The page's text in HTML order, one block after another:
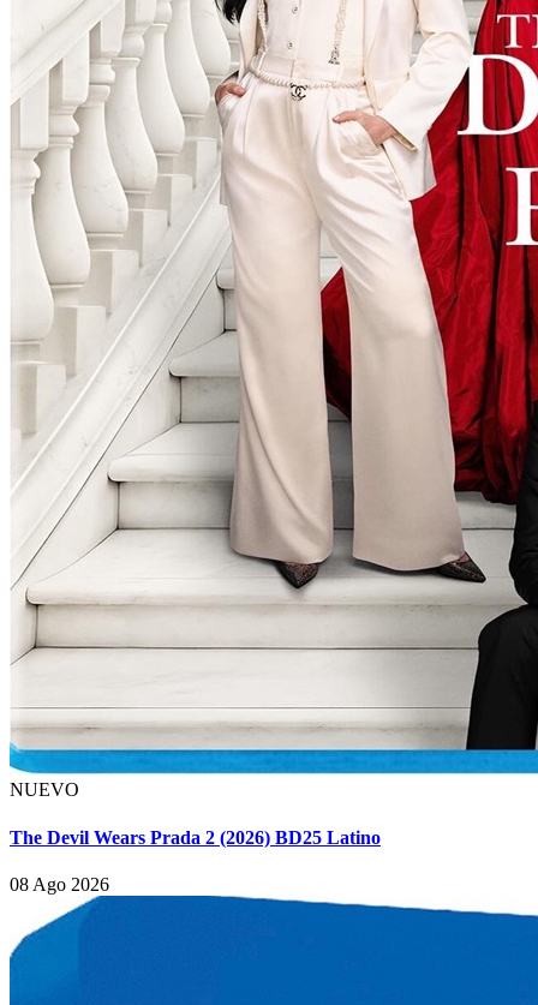
NUEVO
The Devil Wears Prada 2 (2026) BD25 Latino
08 Ago 2026